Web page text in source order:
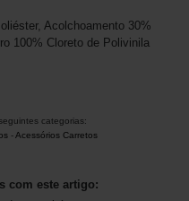
Acolchoamento 30%
100% Cloreto de Polivinila
categorias:
-Acessórios Carretos
com este artigo: